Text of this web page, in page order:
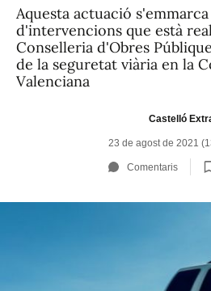
Aquesta actuació
d'intervencions que està
Conselleria d'Obres
de la seguretat viària en la
Valenciana
Castelló
23 de agost de 2021
Comentaris